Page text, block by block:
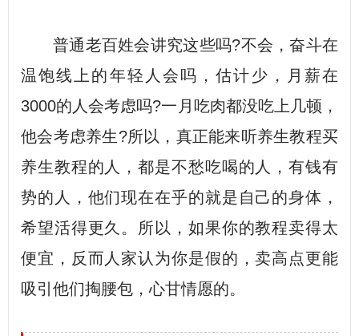
普通老百姓会讲究这些吗?不会，奋斗在
温饱线上的年轻人会吗，估计少，月薪在
3000的人会考虑吗?一月吃肉都没吃上几顿，
他会考虑养生?所以，真正能来听养生教程买
养生教程的人，都是不愁吃喝的人，有钱有
势的人，他们现在在乎的就是自己的身体，
希望活得更久。所以，如果你的教程卖得太
便宜，反而人家认为你是假的，卖高点更能
吸引他们掏腰包，心甘情愿的。